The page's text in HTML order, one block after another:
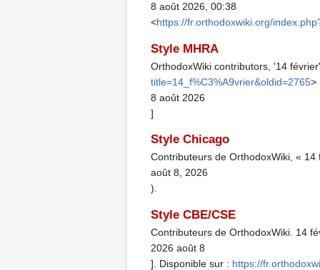
8 août 2026, 00:38
<https://fr.orthodoxwiki.org/
Style MHRA
OrthodoxWiki contributors, '14
title=14_f%C3%A9vrier&oldid=2765>
8 août 2026
]
Style Chicago
Contributeurs de OrthodoxWiki, «
août 8, 2026
).
Style CBE/CSE
Contributeurs de OrthodoxWiki. 14
2026 août 8
]. Disponible sur : https://